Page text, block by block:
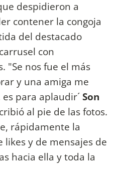
despidieron a
contener la congoja
del destacado
con
"Se nos fue el más
y una amiga me
para aplaudir´Son
al pie de las fotos.
rápidamente la
likes y de mensajes de
hacia ella y toda la